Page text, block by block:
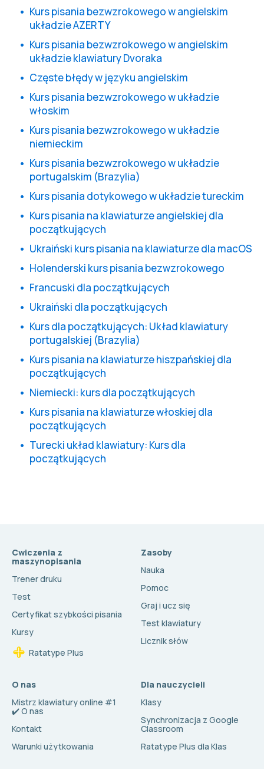
Kurs pisania bezwzrokowego w angielskim
układzie AZERTY
Kurs pisania bezwzrokowego w angielskim
układzie klawiatury Dvoraka
Częste błędy w języku angielskim
Kurs pisania bezwzrokowego w układzie
włoskim
Kurs pisania bezwzrokowego w układzie
niemieckim
Kurs pisania bezwzrokowego w układzie
portugalskim (Brazylia)
Kurs pisania dotykowego w układzie tureckim
Kurs pisania na klawiaturze angielskiej dla
początkujących
Ukraiński kurs pisania na klawiaturze dla macOS
Holenderski kurs pisania bezwzrokowego
Francuski dla początkujących
Ukraiński dla początkujących
Kurs dla początkujących: Układ klawiatury
portugalskiej (Brazylia)
Kurs pisania na klawiaturze hiszpańskiej dla
początkujących
Niemiecki: kurs dla początkujących
Kurs pisania na klawiaturze włoskiej dla
początkujących
Turecki układ klawiatury: Kurs dla
początkujących
Cwiczenia z
maszynopisania
Trener druku
Test
Certyfikat szybkości pisania
Kursy
Ratatype Plus
Zasoby
Nauka
Pomoc
Graj i ucz się
Test klawiatury
Licznik słów
O nas
Mistrz klawiatury online #1
✔️ O nas
Kontakt
Warunki użytkowania
Dla nauczycieli
Klasy
Synchronizacja z Google
Classroom
Ratatype Plus dla Klas